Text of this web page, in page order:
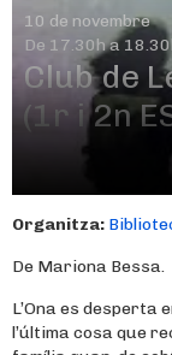
10 de novembre
De 17.30h a
Club de
(1r i 2n
Organitza:
De Mariona Bessa.
L’Ona es desperta
l’última cosa que